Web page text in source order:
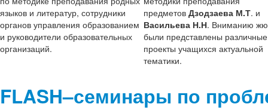
языков и литератур, сотрудники
органов управления образованием
и руководители образовательных
организаций.
предметов Дзодзаева М.Т. и
Васильева Н.Н. Вниманию
были представлены различные
проекты учащихся актуальной
тематики.
FLASH–семинары по